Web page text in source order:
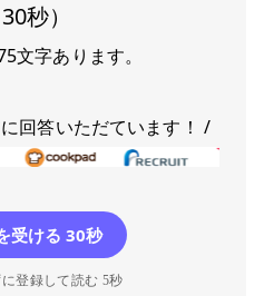
秒）
文字あります。
回答いただています！ /
受ける 30秒
登録して読む 5秒